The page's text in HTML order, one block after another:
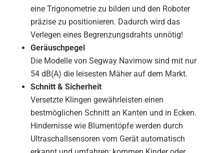
eine Trigonometrie zu bilden und den Roboter
präzise zu positionieren. Dadurch wird das
Verlegen eines Begrenzungsdrahts unnötig!
Geräuschpegel
Die Modelle von Segway Navimow sind mit nur
54 dB(A) die leisesten Mäher auf dem Markt.
Schnitt & Sicherheit
Versetzte Klingen gewährleisten einen
bestmöglichen Schnitt an Kanten und in Ecken.
Hindernisse wie Blumentöpfe werden durch
Ultraschallsensoren vom Gerät automatisch